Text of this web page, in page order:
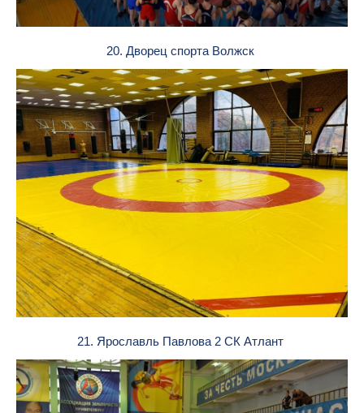
20. Дворец спорта Волжск
21. Ярославль Павлова 2 СК Атлант